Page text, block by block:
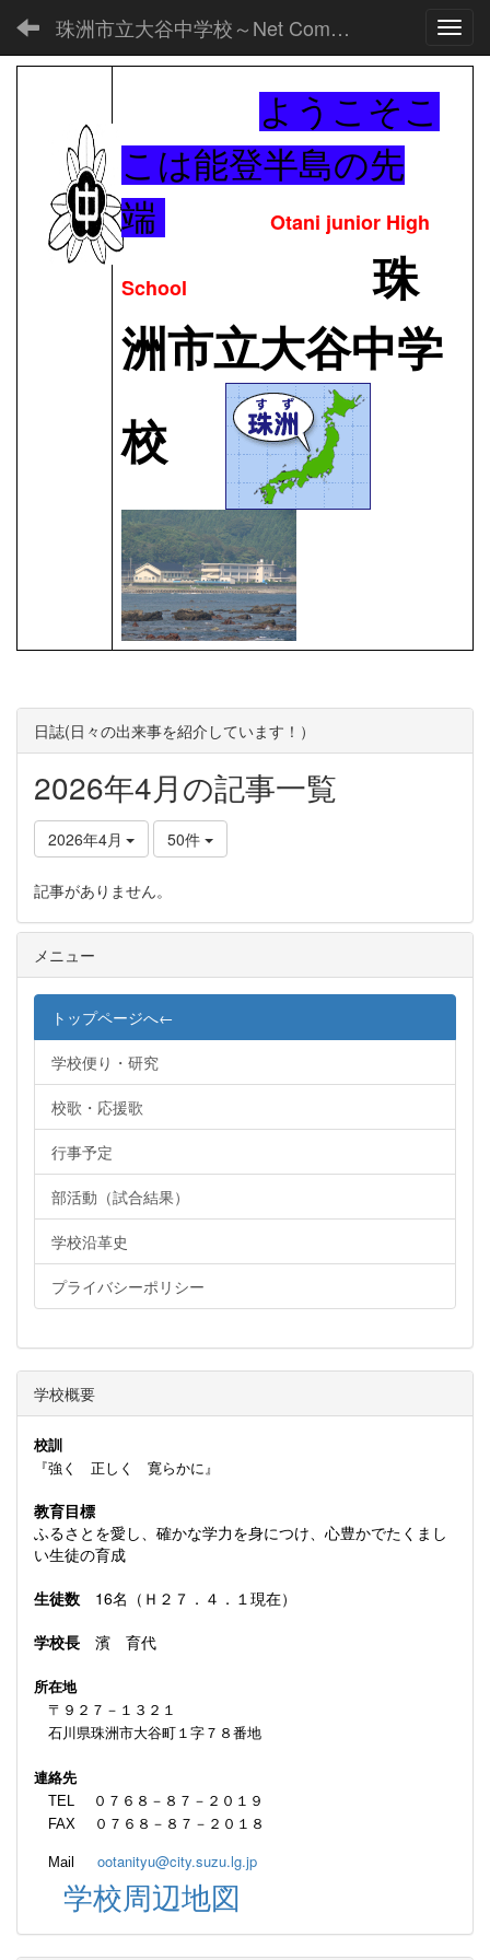
珠洲市立大谷中学校～Net Commons～
ようこそこ
こは能登半島の先
端
Otani junior High
School
珠
洲市立大谷中学
校
日誌(日々の出来事を紹介しています！）
2026年4月の記事一覧
2026年4月 50件
記事がありません。
メニュー
トップページへ←
学校便り・研究
校歌・応援歌
行事予定
部活動（試合結果）
学校沿革史
プライバシーポリシー
学校概要
校訓
『強く 正しく 寛らかに』
教育目標
ふるさとを愛し、確かな学力を身につけ、心豊かでたくまし
い生徒の育成
生徒数 16名（Ｈ２７．４．１現在）
学校長 濱 育代
所在地
〒９２７－１３２１
石川県珠洲市大谷町１字７８番地
連絡先
TEL ０７６８－８７－２０１９
FAX ０７６８－８７－２０１８
Mail ootanityu@city.suzu.lg.jp
学校周辺地図